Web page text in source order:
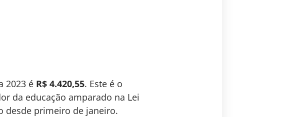
2023 é R$ 4.420,55. Este é o
da educação amparado na Lei
desde primeiro de janeiro.